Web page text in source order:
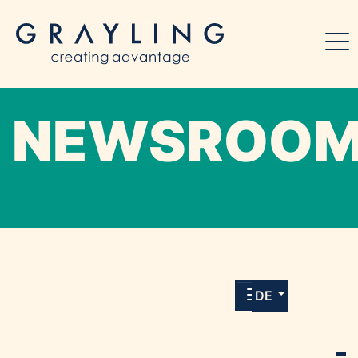
allen Meldungen und Downloads unserer
DE